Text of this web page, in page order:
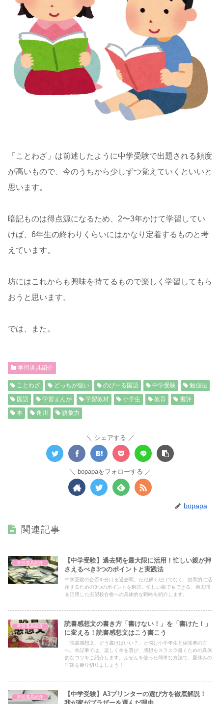
「ことわざ」は前述したように中学受験で出題される頻度
が高いもので、今のうちから少しずつ覚えていくといいと
思います。
暗記ものは得点源になるため、2〜3年かけて学習してい
けば、6年生の終わりくらいにはかなり定着するものと考
えています。
坊にはこれからも興味を持てるもので楽しく学習してもら
おうと思います。
では、また。
学習道具紹介
ことわざ どっちが強い のびーる国語 中学受験
勉強法
国語
学習まんが 学習教材 小学生 教育
書評
本
角川 語彙力
シェアする
bopapaをフォローする
bopapa
関連記事
学習道具紹介
【中学受験】過去問を最大限に活用！忙しい親が押
さえるべき3つのポイントと実践法
中学受験の合否を分ける過去問。ただ解くだけでなく、効果的に活
用するための3つのポイントを解説。忙しい親でもできる、過去問
を活用した志望校合格への具体的な戦略を紹介します。
学習道具紹介
読書感想文の書き方「書けない！」を「書けた！」
に変える！読書感想文はこう書こう
「読書感想文、どう書けばいい？」と悩む小学年生と保護者の方
へ。本記事では、楽しく本を選び、感想をスラスラ書くための具体
的なコツをご紹介します。ふせんを使った簡単な方法で、夏休みの
宿題を乗り切りましょう！
学習道具紹介
【中学受験】A3プリンターの選び方を徹底解説！